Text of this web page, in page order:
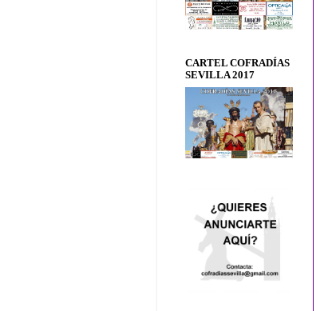
CARTEL COFRADÍAS
SEVILLA 2017